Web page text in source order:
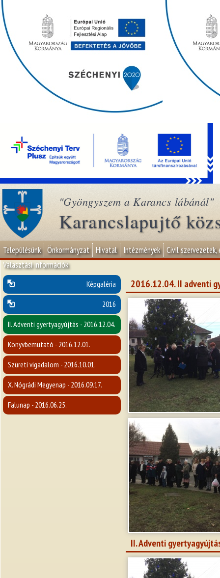
"Gyöngyszem a Karancs lábánál"
Karancslapujtő
Településünk Önkormányzat Hivatal Intézmények Civil szervezetek,
Választási információk
Képgaléria
2016
II. Adventi gyertyagyújtás - 2016.12.04.
Könyvbemutató - 2016.12.01.
Szüreti vigadalom - 2016.10.01.
X. Nógrádi Megyenap - 2016.09.17.
Falunap - 2016.06.25.
2016.12.04. II adventi
II. Adventi